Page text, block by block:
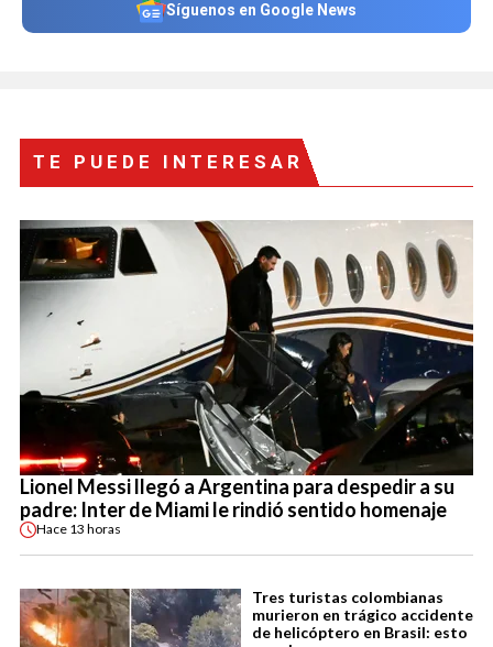
Síguenos en Google News
TE PUEDE INTERESAR
Lionel Messi llegó a Argentina para despedir a su
padre: Inter de Miami le rindió sentido homenaje
Hace 13 horas
Tres turistas colombianas
murieron en trágico accidente
de helicóptero en Brasil: esto